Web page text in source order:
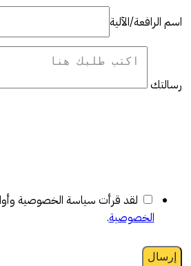
اسم الرافعة/الآلية
رسالتك
لقد قرأت سياسة الخصوصية
الخصوصية.
إرسال